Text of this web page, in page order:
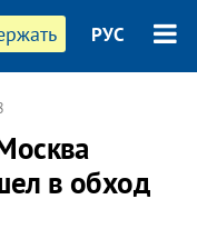
РУС
в обход